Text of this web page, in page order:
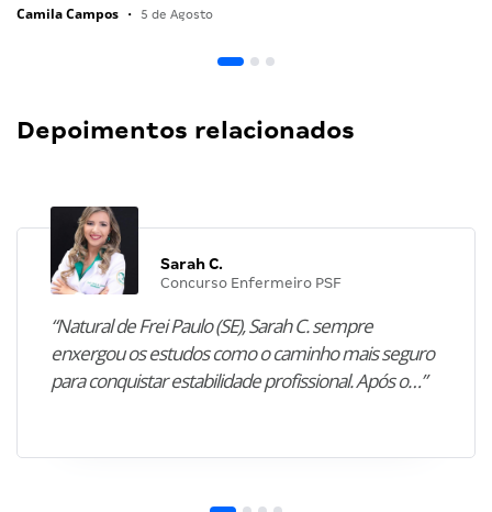
Camila Campos • 5 de Agosto
Depoimentos relacionados
Sarah C.
Concurso Enfermeiro PSF
“Natural de Frei Paulo (SE), Sarah C. sempre
enxergou os estudos como o caminho mais seguro
para conquistar estabilidade profissional. Após o…”